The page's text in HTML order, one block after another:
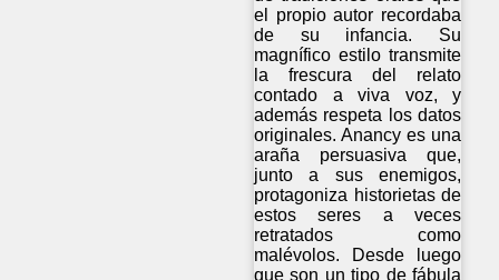
el propio autor recordaba
de su infancia. Su
magnífico estilo transmite
la frescura del relato
contado a viva voz, y
además respeta los datos
originales. Anancy es una
araña persuasiva que,
junto a sus enemigos,
protagoniza historietas de
estos seres a veces
retratados como
malévolos. Desde luego
que son un tipo de fábula